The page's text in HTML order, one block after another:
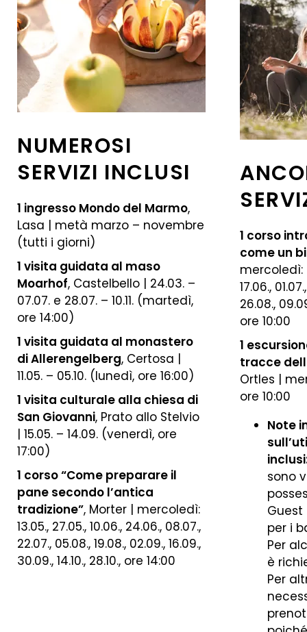
NUMEROSI
SERVIZI INCLUSI
1 ingresso Mondo del Marmo,
Lasa | metà marzo – novembre
(tutti i giorni)
1 visita guidata al maso
Moarhof, Castelbello | 24.03. –
07.07. e 28.07. – 10.11. (martedì,
ore 14:00)
1 visita guidata al monastero
di Allerengelberg, Certosa |
11.05. – 05.10. (lunedì, ore 16:00)
1 visita culturale alla chiesa di
San Giovanni, Prato allo Stelvio
| 15.05. – 14.09. (venerdì, ore
17:00)
1 corso “Come preparare il
pane secondo l’antica
tradizione”, Morter | mercoledì:
13.05., 27.05., 10.06., 24.06., 08.07.,
22.07., 05.08., 19.08., 02.09., 16.09.,
30.09., 14.10., 28.10., ore 14:00
1 corso
come un
mercoledì:
17.06.,
26.08.,
ore 10:00
1
tracce
Ortles |
ore 10:00
Note
sono
Guest
per i
Per
è
Per